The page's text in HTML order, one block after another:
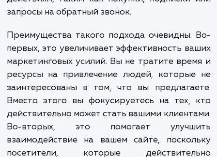
привлечения этих конкретных групп. Наша
- увеличить не просто количество
вашего сайта, но увеличить количество
посещений - тех, которые
действиям, таким как покупки, подписки
запросы на обратный звонок.
Преимущества такого подхода
первых, это увеличивает эффективность
маркетинговых усилий. Вы не тратите
ресурсы на привлечение людей,